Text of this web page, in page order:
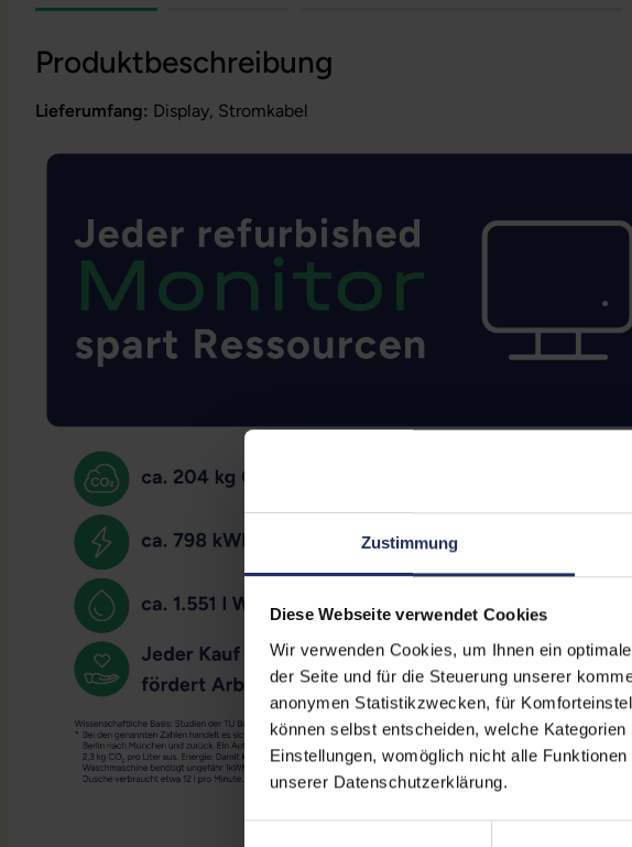
Zustimmung
Diese Webseite verwendet Cookies
Wir verwenden Cookies, um Ihnen ein
der Seite und für die Steuerung unserer
anonymen Statistikzwecken, für
können selbst entscheiden, welche
Einstellungen, womöglich nicht alle
unserer Datenschutzerklärung.
Produktbeschreibung
Lieferumfang: Display, Stromkabel